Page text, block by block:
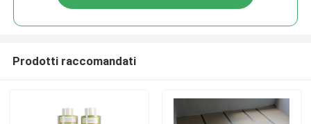
Prodotti raccomandati